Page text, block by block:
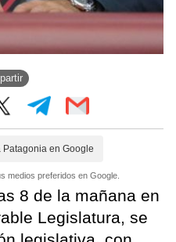
Patagonia en Google
medios preferidos en Google.
8 de la mañana en
Legislatura, se